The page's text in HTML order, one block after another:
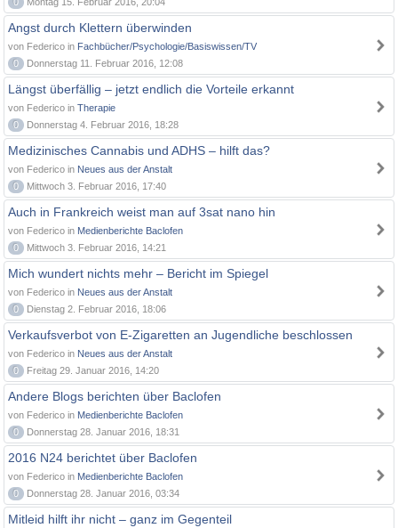
Angst durch Klettern überwinden
von Federico in Fachbücher/Psychologie/Basiswissen/TV
0
Donnerstag 11. Februar 2016, 12:08
Längst überfällig – jetzt endlich die Vorteile erkannt
von Federico in Therapie
0
Donnerstag 4. Februar 2016, 18:28
Medizinisches Cannabis und ADHS – hilft das?
von Federico in Neues aus der Anstalt
0
Mittwoch 3. Februar 2016, 17:40
Auch in Frankreich weist man auf 3sat nano hin
von Federico in Medienberichte Baclofen
0
Mittwoch 3. Februar 2016, 14:21
Mich wundert nichts mehr – Bericht im Spiegel
von Federico in Neues aus der Anstalt
0
Dienstag 2. Februar 2016, 18:06
Verkaufsverbot von E-Zigaretten an Jugendliche beschlossen
von Federico in Neues aus der Anstalt
0
Freitag 29. Januar 2016, 14:20
Andere Blogs berichten über Baclofen
von Federico in Medienberichte Baclofen
0
Donnerstag 28. Januar 2016, 18:31
2016 N24 berichtet über Baclofen
von Federico in Medienberichte Baclofen
0
Donnerstag 28. Januar 2016, 03:34
Mitleid hilft ihr nicht – ganz im Gegenteil